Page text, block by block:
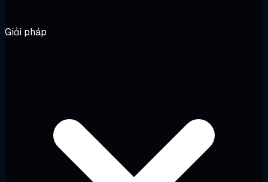
Giải pháp